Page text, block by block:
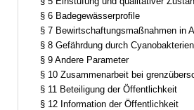
§ 6 Badegewässerprofile
§ 7 Bewirtschaftungsmaßnahmen in
§ 8 Gefährdung durch
§ 9 Andere Parameter
§ 10 Zusammenarbeit bei
§ 11 Beteiligung der Öffentlichkeit
§ 12 Information der Öffentlichkeit